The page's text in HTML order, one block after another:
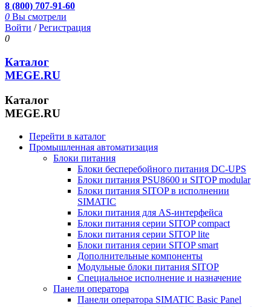
8 (800) 707-91-60
0 Вы смотрели
Войти /Регистрация
0
Каталог
MEGE.RU
Каталог
MEGE.RU
Перейти в каталог
Промышленная автоматизация
Блоки питания
Блоки бесперебойного питания DC-UPS
Блоки питания PSU8600 и SITOP modular
Блоки питания SITOP в исполнении
SIMATIC
Блоки питания для AS-интерфейса
Блоки питания серии SITOP compact
Блоки питания серии SITOP lite
Блоки питания серии SITOP smart
Дополнительные компоненты
Модульные блоки питания SITOP
Специальное исполнение и назначение
Панели оператора
Панели оператора SIMATIC Basic Panel